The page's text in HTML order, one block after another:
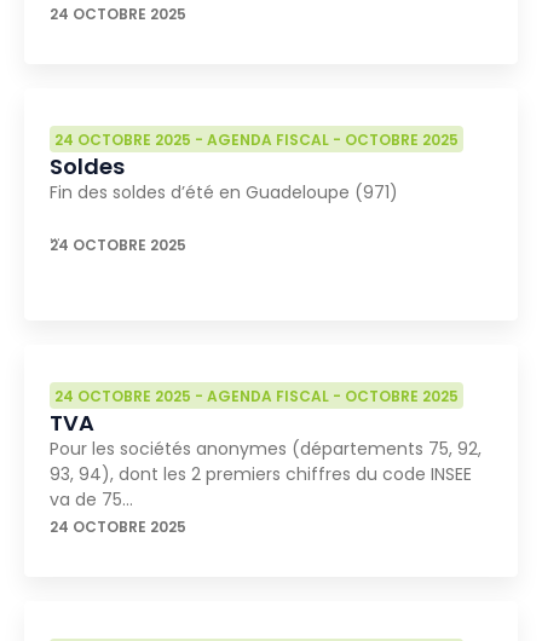
24 OCTOBRE 2025
24 OCTOBRE 2025 - AGENDA FISCAL - OCTOBRE 2025
Soldes
Fin des soldes d’été en Guadeloupe (971)
…
24 OCTOBRE 2025
24 OCTOBRE 2025 - AGENDA FISCAL - OCTOBRE 2025
TVA
Pour les sociétés anonymes (départements 75, 92,
93, 94), dont les 2 premiers chiffres du code INSEE
va de 75…
24 OCTOBRE 2025